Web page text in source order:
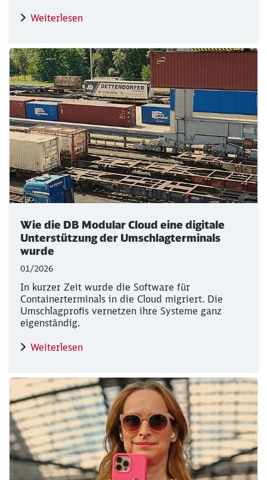
Weiterlesen
Wie die DB Modular Cloud eine digitale
Unterstützung der Umschlagterminals
wurde
01/2026
In kurzer Zeit wurde die Software für
Containerterminals in die Cloud migriert. Die
Umschlagprofis vernetzen ihre Systeme ganz
eigenständig.
Weiterlesen